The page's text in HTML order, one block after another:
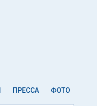
ПРЕССА ФОТО